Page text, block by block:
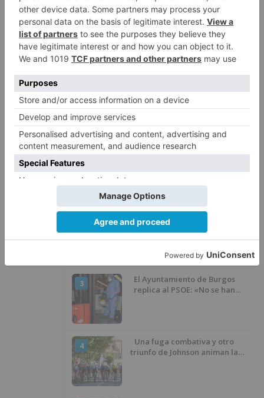
éxito del menisco de su rodilla
izquierda
5
Detenidas tres personas en
Quintanar de la Sierra con
LO ÚLTIMO
Fallece un ciclista en Burgos tras
había caído de la bicicleta
El nuevo Mercado Norte de
Burgos sale a concurso con un
presupuesto de 21,7 millones
3
El Ayuntamiento de Burgos
replica al PSOE: «No se han
4
Una fuga combativa y otro
triunfo de Johnson animan la